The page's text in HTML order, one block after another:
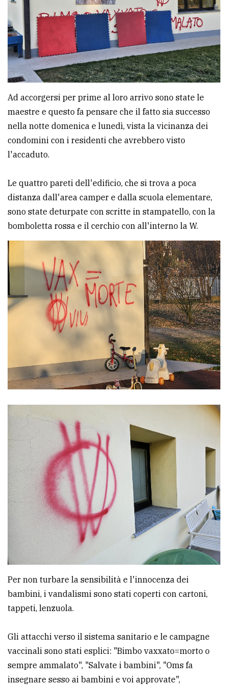
policy
Ad accorgersi per prime al loro arrivo sono state le
maestre e questo fa pensare che il fatto sia successo
nella notte domenica e lunedì, vista la vicinanza dei
condomini con i residenti che avrebbero visto
l'accaduto.
Le quattro pareti dell'edificio, che si trova a poca
distanza dall'area camper e dalla scuola elementare,
sono state deturpate con scritte in stampatello, con la
bomboletta rossa e il cerchio con all'interno la W.
Per non turbare la sensibilità e l'innocenza dei
bambini, i vandalismi sono stati coperti con cartoni,
tappeti, lenzuola.
Gli attacchi verso il sistema sanitario e le campagne
vaccinali sono stati esplici: "Bimbo vaxxato=morto o
sempre ammalato", "Salvate i bambini", "Oms fa
insegnare sesso ai bambini e voi approvate",